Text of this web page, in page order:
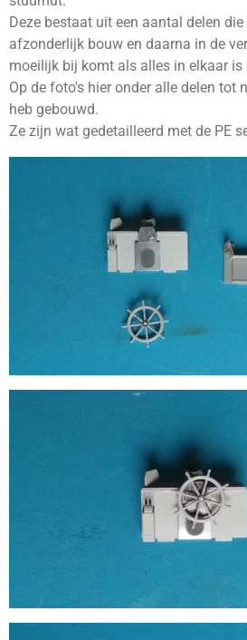
Deze bestaat uit een aantal delen
afzonderlijk bouw en daarna in de
moeilijk bij komt als alles in elkaar is
Op de foto's hier onder alle delen tot
heb gebouwd.
Ze zijn wat gedetailleerd met de PE